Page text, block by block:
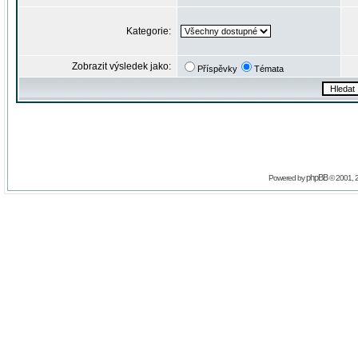
Kategorie:
Zobrazit výsledek jako: Příspěvky Témata
Powered byphpBB© 2001,